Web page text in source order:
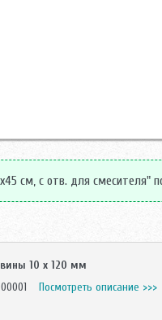
см, с отв. для смесителя"
10 х 120 мм
Посмотреть описание >>>